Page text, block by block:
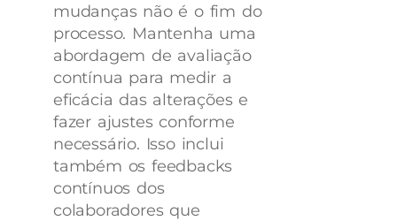
mudanças não é o fim do
processo. Mantenha uma
abordagem de avaliação
contínua para medir a
eficácia das alterações e
fazer ajustes conforme
necessário. Isso inclui
também os feedbacks
contínuos dos
colaboradores que